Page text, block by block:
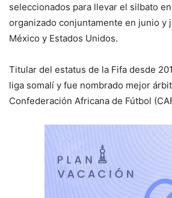
seleccionados para llevar el silbato
organizado conjuntamente en junio y
México y Estados Unidos.
Titular del estatus de la Fifa desde
liga somalí y fue nombrado mejor
Confederación Africana de Fútbol